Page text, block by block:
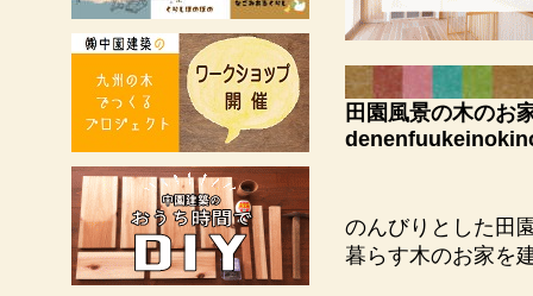
田園風景の木のお
のんびりとした田
暮らす木のお家を